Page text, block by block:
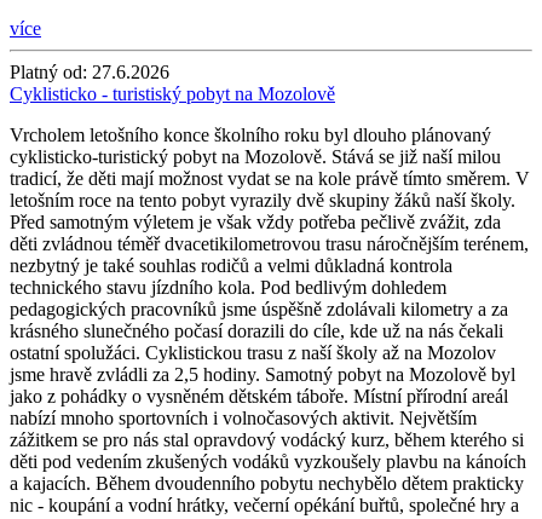
více
Platný od: 27.6.2026
Cyklisticko - turistiský pobyt na Mozolově
Vrcholem letošního konce školního roku byl dlouho plánovaný
cyklisticko-turistický pobyt na Mozolově. Stává se již naší milou
tradicí, že děti mají možnost vydat se na kole právě tímto směrem. V
letošním roce na tento pobyt vyrazily dvě skupiny žáků naší školy.
Před samotným výletem je však vždy potřeba pečlivě zvážit, zda
děti zvládnou téměř dvacetikilometrovou trasu náročnějším terénem,
nezbytný je také souhlas rodičů a velmi důkladná kontrola
technického stavu jízdního kola. Pod bedlivým dohledem
pedagogických pracovníků jsme úspěšně zdolávali kilometry a za
krásného slunečného počasí dorazili do cíle, kde už na nás čekali
ostatní spolužáci. Cyklistickou trasu z naší školy až na Mozolov
jsme hravě zvládli za 2,5 hodiny. Samotný pobyt na Mozolově byl
jako z pohádky o vysněném dětském táboře. Místní přírodní areál
nabízí mnoho sportovních i volnočasových aktivit. Největším
zážitkem se pro nás stal opravdový vodácký kurz, během kterého si
děti pod vedením zkušených vodáků vyzkoušely plavbu na kánoích
a kajacích. Během dvoudenního pobytu nechybělo dětem prakticky
nic - koupání a vodní hrátky, večerní opékání buřtů, společné hry a